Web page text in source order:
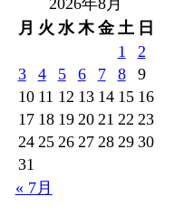
月 火 水 木 金 土 日
1
2
3
4 5 6 7 8
9
10 11 12 13 14 15 16
17 18 19 20 21 22 23
24 25 26 27 28 29 30
31
« 7月